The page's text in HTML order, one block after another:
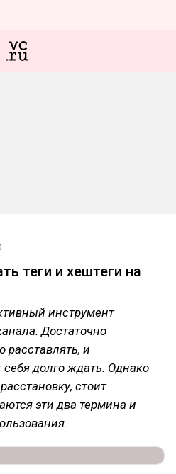
теги и хештеги на
инструмент
Достаточно
расставлять, и
себя долго ждать. Однако
стоит
эти два термина и